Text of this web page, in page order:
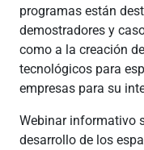
programas están
demostradores y
como a la creación
tecnológicos para
empresas para su
Webinar informativo
desarrollo de los